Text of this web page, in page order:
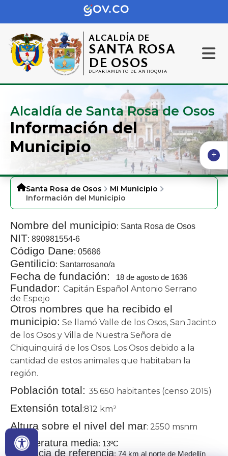
ALCALDÍA DE
SANTA ROSA
DE OSOS
DEPARTAMENTO DE ANTIOQUIA
Alcaldía de Santa Rosa de Osos
Información del
Municipio
Santa Rosa de Osos
Mi Municipio
Información del Municipio
Nombre del municipio: Santa Rosa de Osos
NIT: 890981554-6
Código Dane: 05686​
​Gentilicio: Santarrosano/a​​​
Fecha de fundación: 18 de agosto de 1636
Fundador: Capitán Español Antonio Serrano
de Espejo
Otros nombres que ha recibido el
municipio: Se llamó Valle de los Osos, San Jacinto
de los Osos y Villa de Nuestra Señora de
Chiquinquirá de los Osos. Los Osos debido a la
cantidad de estos animales que habitaban la
región.
Población total: 35.650 habitantes (censo 2015)
Extensión total:812 km²
​Altura sobre el nivel del mar: 2550 msnm
Temperatura media: 13ºC
Distancia de referencia: 74 km al n​orte​​​​​ de Medellín​​